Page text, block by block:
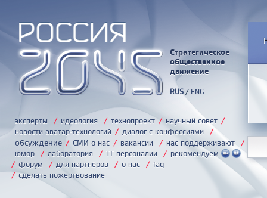
Стратегическое
общественное
движение
RUS/ ENG
эксперты / идеология / технопроект / научный совет /
новости аватар-технологий / диалог с конфессиями /
обсуждение / СМИ о нас / вакансии / нас поддерживают /
юмор / лаборатория / ТГ персоналии / рекомендуем
/ форум / для партнёров / о нас / faq
/ сделать пожертвование